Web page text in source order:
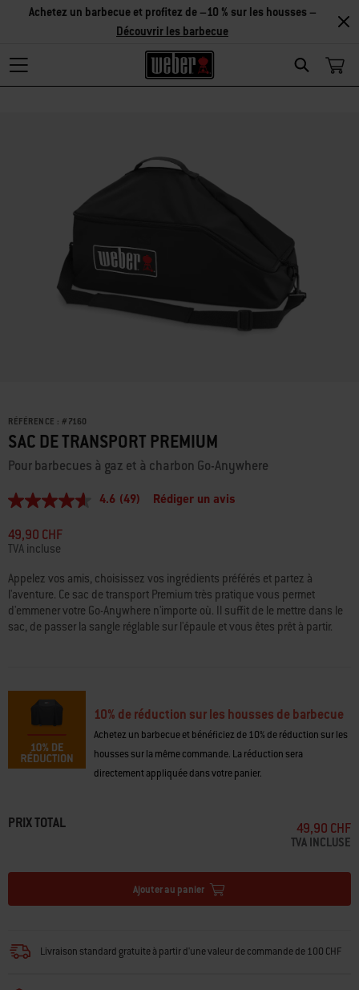
Search
Achetez un barbecue et profitez de –10 % sur les housses –
Découvrir les barbecue
RÉFÉRENCE : # 7160
SAC DE TRANSPORT PREMIUM
Pour barbecues à gaz et à charbon Go-Anywhere
4.6
sur
5,
valeur
de
la
note
moyenne.
Read
49
page.
4.6 (49) Rédiger un avis
49,90 CHF
TVA incluse
Appelez vos amis, choisissez vos ingrédients préférés et partez à
l'aventure. Ce sac de transport Premium très pratique vous permet
d'emmener votre Go-Anywhere n'importe où. Il suffit de le mettre dans le
sac, de passer la sangle réglable sur l'épaule et vous êtes prêt à partir.
10% de réduction sur les housses de barbecue
Achetez un barbecue et bénéficiez de 10% de réduction sur les
housses sur la même commande. La réduction sera
directement appliquée dans votre panier.
PRIX TOTAL 49,90 CHF
TVA INCLUSE
Ajouter au panier
Livraison standard gratuite à partir d'une valeur de commande de 100 CHF